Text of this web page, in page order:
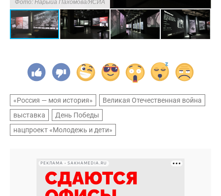
«Россия — моя история»
Великая Отечественная война
выставка
День Победы
нацпроект «Молодежь и дети»
РЕКЛАМА • SAKHAMEDIA.RU